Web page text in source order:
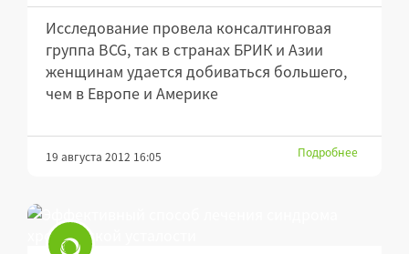
Исследование провела консалтинговая
группа BCG, так в странах БРИК и Азии
женщинам удается добиваться большего,
чем в Европе и Америке
19 августа 2012 16:05 Подробнее